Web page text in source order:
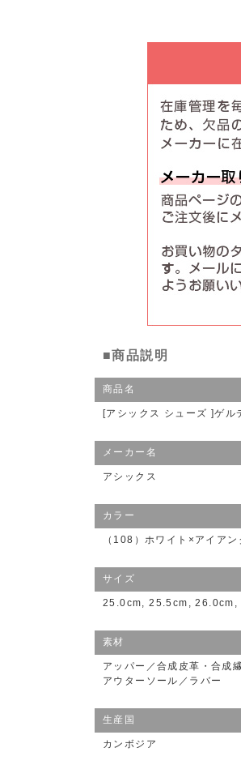
■商品説明
商品名
[アシックス シューズ ]ゲ
メーカー名
アシックス
カラー
（108）ホワイト×アイアン
サイズ
25.0cm, 25.5cm,
素材
アッパー／合成皮革・合成
アウターソール／ラバー
生産国
カンボジア